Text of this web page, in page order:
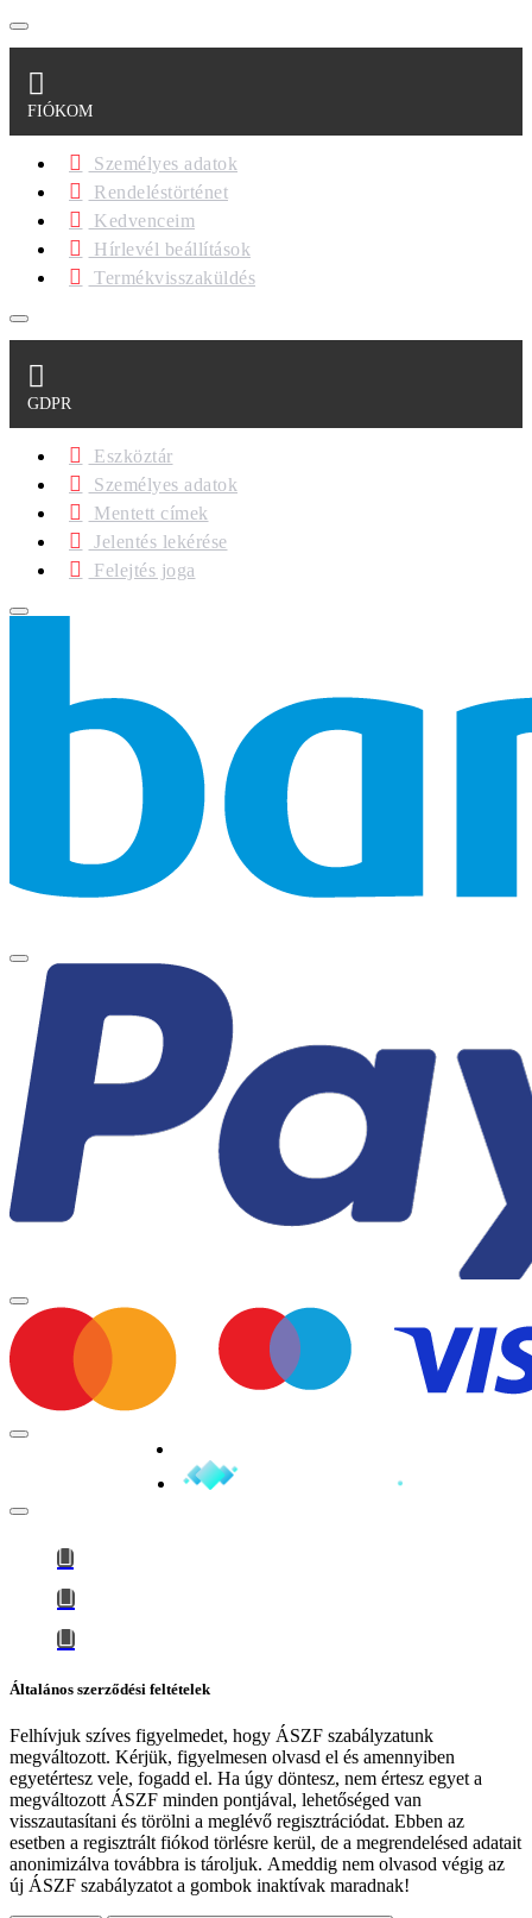
FIÓKOM
Személyes adatok
Rendeléstörténet
Kedvenceim
Hírlevél beállítások
Termékvisszaküldés
GDPR
Eszköztár
Személyes adatok
Mentett címek
Jelentés lekérése
Felejtés joga
Általános szerződési feltételek
Felhívjuk szíves figyelmedet, hogy ÁSZF szabályzatunk
megváltozott. Kérjük, figyelmesen olvasd el és amennyiben
egyetértesz vele, fogadd el. Ha úgy döntesz, nem értesz egyet a
megváltozott ÁSZF minden pontjával, lehetőséged van
visszautasítani és törölni a meglévő regisztrációdat. Ebben az
esetben a regisztrált fiókod törlésre kerül, de a megrendelésed adatait
anonimizálva továbbra is tároljuk. Ameddig nem olvasod végig az
új ÁSZF szabályzatot a gombok inaktívak maradnak!